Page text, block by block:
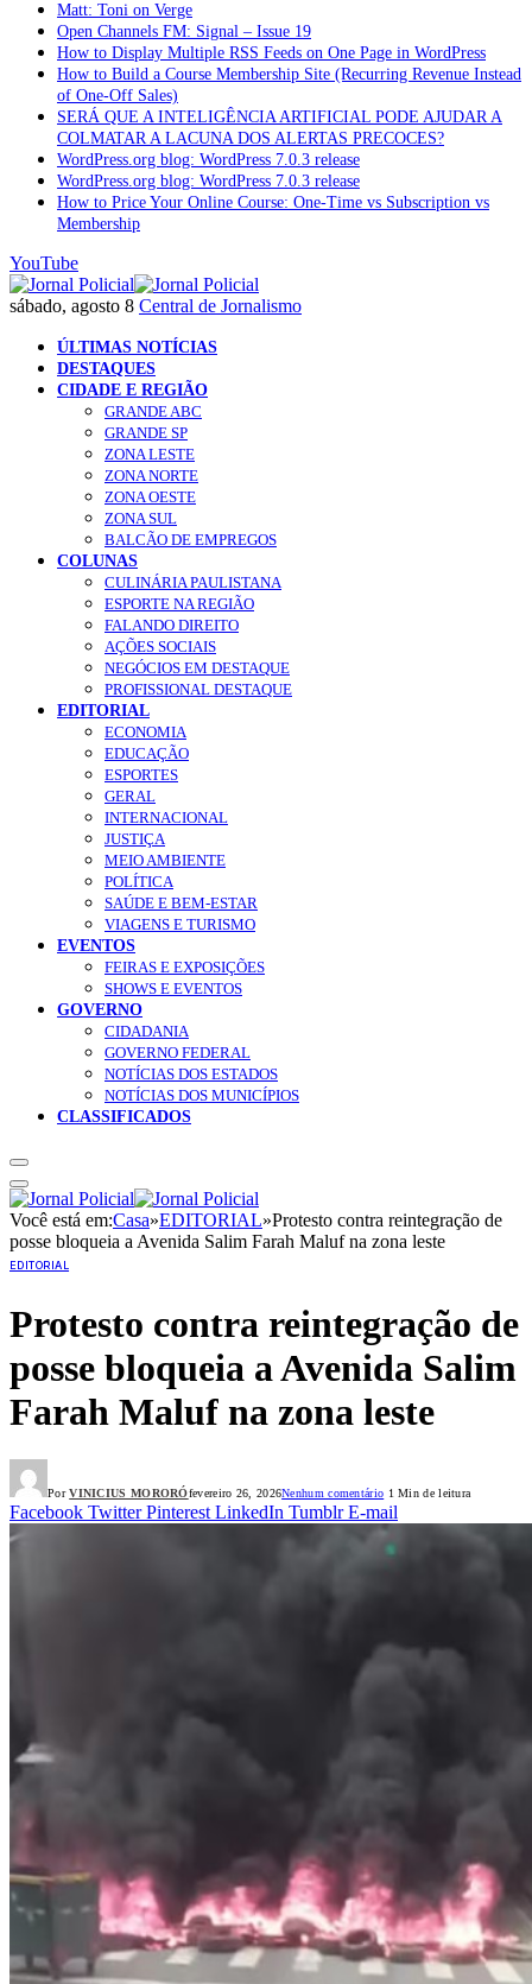
Matt: Toni on Verge
Open Channels FM: Signal – Issue 19
How to Display Multiple RSS Feeds on One Page in WordPress
How to Build a Course Membership Site (Recurring Revenue Instead
of One-Off Sales)
SERÁ QUE A INTELIGÊNCIA ARTIFICIAL PODE AJUDAR A
COLMATAR A LACUNA DOS ALERTAS PRECOCES?
WordPress.org blog: WordPress 7.0.3 release
WordPress.org blog: WordPress 7.0.3 release
How to Price Your Online Course: One-Time vs Subscription vs
Membership
YouTube
sábado, agosto 8 Central de Jornalismo
ÚLTIMAS NOTÍCIAS
DESTAQUES
CIDADE E REGIÃO
GRANDE ABC
GRANDE SP
ZONA LESTE
ZONA NORTE
ZONA OESTE
ZONA SUL
BALCÃO DE EMPREGOS
COLUNAS
CULINÁRIA PAULISTANA
ESPORTE NA REGIÃO
FALANDO DIREITO
AÇÕES SOCIAIS
NEGÓCIOS EM DESTAQUE
PROFISSIONAL DESTAQUE
EDITORIAL
ECONOMIA
EDUCAÇÃO
ESPORTES
GERAL
INTERNACIONAL
JUSTIÇA
MEIO AMBIENTE
POLÍTICA
SAÚDE E BEM-ESTAR
VIAGENS E TURISMO
EVENTOS
FEIRAS E EXPOSIÇÕES
SHOWS E EVENTOS
GOVERNO
CIDADANIA
GOVERNO FEDERAL
NOTÍCIAS DOS ESTADOS
NOTÍCIAS DOS MUNICÍPIOS
CLASSIFICADOS
Você está em:Casa»EDITORIAL»Protesto contra reintegração de
posse bloqueia a Avenida Salim Farah Maluf na zona leste
EDITORIAL
Protesto contra reintegração de
posse bloqueia a Avenida Salim
Farah Maluf na zona leste
Por VINICIUS MORORÓfevereiro 26, 2026Nenhum comentário 1 Min de leitura
Facebook Twitter Pinterest LinkedIn Tumblr E-mail